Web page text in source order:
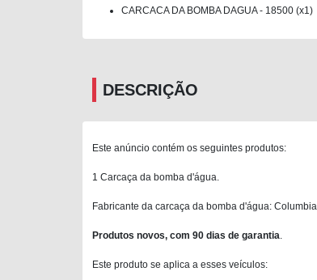
CARCACA DA BOMBA DAGUA - 18500 (x1)
DESCRIÇÃO
Este anúncio contém os seguintes produtos:
1 Carcaça da bomba d'água.
Fabricante da carcaça da bomba d'água: Columbia
Produtos novos, com 90 dias de garantia
Este produto se aplica a esses veículos: